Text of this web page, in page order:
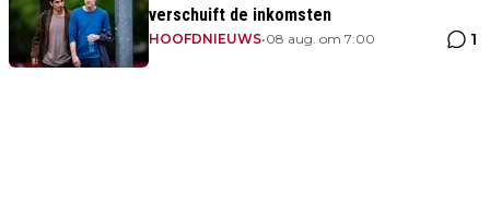
verschuift de inkomsten
HOOFDNIEUWS•08 aug. om 7:00 1